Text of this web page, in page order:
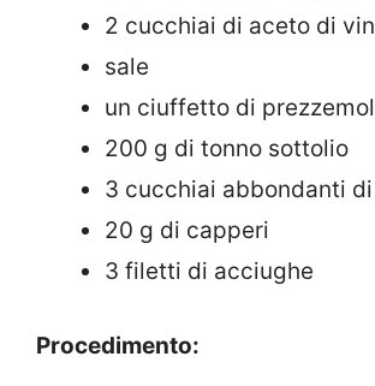
2 cucchiai di aceto di
sale
un ciuffetto di
200 g di tonno sottolio
3 cucchiai abbondanti
20 g di capperi
3 filetti di acciughe
Procedimento: